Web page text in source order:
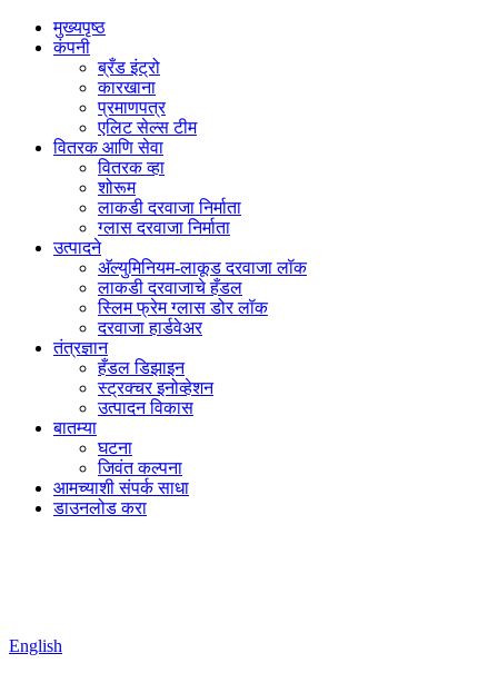
मुख्यपृष्ठ
कंपनी
ब्रँड इंट्रो
कारखाना
प्रमाणपत्र
एलिट सेल्स टीम
वितरक आणि सेवा
वितरक व्हा
शोरूम
लाकडी दरवाजा निर्माता
ग्लास दरवाजा निर्माता
उत्पादने
अ‍ॅल्युमिनियम-लाकूड दरवाजा लॉक
लाकडी दरवाजाचे हँडल
स्लिम फ्रेम ग्लास डोर लॉक
दरवाजा हार्डवेअर
तंत्रज्ञान
हँडल डिझाइन
स्ट्रक्चर इनोव्हेशन
उत्पादन विकास
बातम्या
घटना
जिवंत कल्पना
आमच्याशी संपर्क साधा
डाउनलोड करा
English